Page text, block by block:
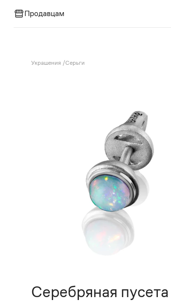
Продавцам
Украшения /Серьги
Серебряная